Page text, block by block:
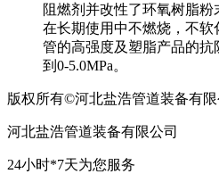
阻燃剂并改性了环氧树脂粉
在长期使用中不燃烧，不
管的高强度及塑脂产品的
到0-5.0MPa。
版权所有©河北盐浩管道装备有限
河北盐浩管道装备有限公司
24小时*7天为您服务